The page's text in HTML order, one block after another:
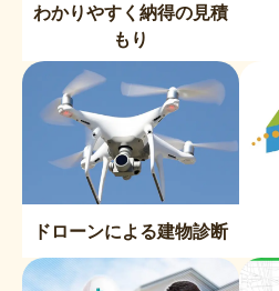
わかりやすく納得の見積
もり
ドローンによる建物診断